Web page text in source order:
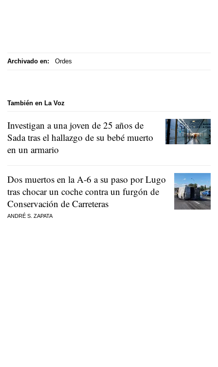
Archivado en: Ordes
También en La Voz
Investigan a una joven de 25 años de
Sada tras el hallazgo de su bebé muerto
en un armario
Dos muertos en la A-6 a su paso por Lugo
tras chocar un coche contra un furgón de
Conservación de Carreteras
ANDRÉ S. ZAPATA